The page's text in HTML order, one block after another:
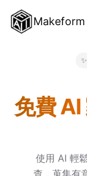
Makeform
免費
使用 AI 輕
查，蒐集有